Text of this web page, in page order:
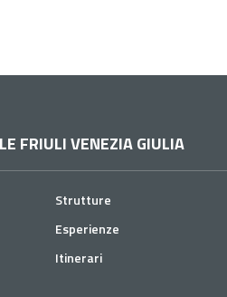
FRIULI VENEZIA GIULIA
Strutture
Esperienze
Itinerari